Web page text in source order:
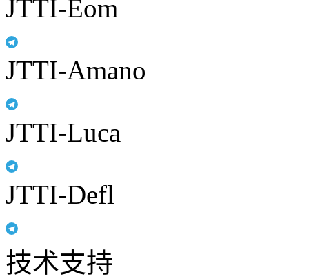
JTTI-Eom
JTTI-Amano
JTTI-Luca
JTTI-Defl
技术支持